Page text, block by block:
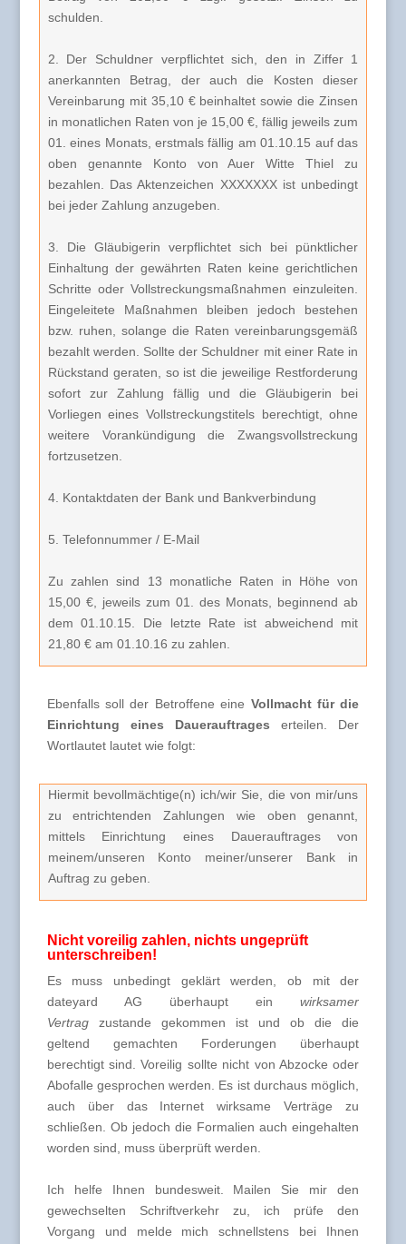
schulden.
2. Der Schuldner verpflichtet sich, den in Ziffer 1
anerkannten Betrag, der auch die Kosten dieser
Vereinbarung mit 35,10 € beinhaltet sowie die Zinsen
in monatlichen Raten von je 15,00 €, fällig jeweils zum
01. eines Monats, erstmals fällig am 01.10.15 auf das
oben genannte Konto von Auer Witte Thiel zu
bezahlen. Das Aktenzeichen XXXXXXX ist unbedingt
bei jeder Zahlung anzugeben.
3. Die Gläubigerin verpflichtet sich bei pünktlicher
Einhaltung der gewährten Raten keine gerichtlichen
Schritte oder Vollstreckungsmaßnahmen einzuleiten.
Eingeleitete Maßnahmen bleiben jedoch bestehen
bzw. ruhen, solange die Raten vereinbarungsgemäß
bezahlt werden. Sollte der Schuldner mit einer Rate in
Rückstand geraten, so ist die jeweilige Restforderung
sofort zur Zahlung fällig und die Gläubigerin bei
Vorliegen eines Vollstreckungstitels berechtigt, ohne
weitere Vorankündigung die Zwangsvollstreckung
fortzusetzen.
4. Kontaktdaten der Bank und Bankverbindung
5. Telefonnummer / E-Mail
Zu zahlen sind 13 monatliche Raten in Höhe von
15,00 €, jeweils zum 01. des Monats, beginnend ab
dem 01.10.15. Die letzte Rate ist abweichend mit
21,80 € am 01.10.16 zu zahlen.
Ebenfalls soll der Betroffene eine Vollmacht für die
Einrichtung eines Dauerauftrages erteilen. Der
Wortlautet lautet wie folgt:
Hiermit bevollmächtige(n) ich/wir Sie, die von mir/uns
zu entrichtenden Zahlungen wie oben genannt,
mittels Einrichtung eines Dauerauftrages von
meinem/unseren Konto meiner/unserer Bank in
Auftrag zu geben.
Nicht voreilig zahlen, nichts ungeprüft
unterschreiben!
Es muss unbedingt geklärt werden, ob mit der
dateyard AG überhaupt einwirksamer
Vertragzustande gekommen ist und ob die die
geltend gemachten Forderungen überhaupt
berechtigt sind. Voreilig sollte nicht von Abzocke oder
Abofalle gesprochen werden. Es ist durchaus möglich,
auch über das Internet wirksame Verträge zu
schließen. Ob jedoch die Formalien auch eingehalten
worden sind, muss überprüft werden.
Ich helfe Ihnen bundesweit. Mailen Sie mir den
gewechselten Schriftverkehr zu, ich prüfe den
Vorgang und melde mich schnellstens bei Ihnen